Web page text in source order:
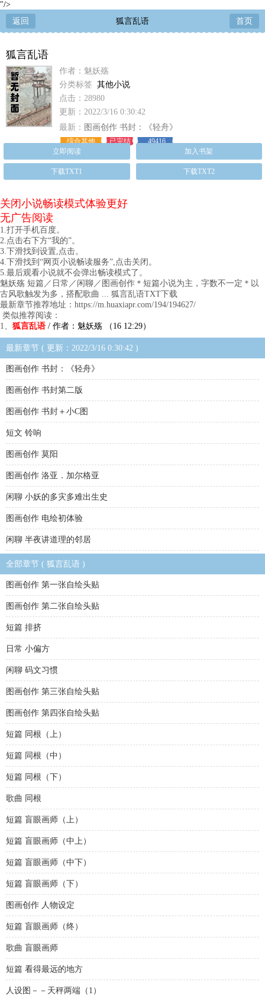
"/>
返回
狐言乱语 首页
狐言乱语
作者：魅妖殇
分类标签 其他小说
点击：28980
更新：2022/3/16 0:30:42
最新： 图画创作 书封：《轻舟》
综合其他 已完结
49416
立即阅读
加入书架
下载TXT1 下载TXT2
关闭小说畅读模式体验更好
无广告阅读
1.打开手机百度。
2.点击右下方“我的”。
3.下滑找到设置,点击。
4.下滑找到“网页小说畅读服务”,点击关闭。
5.最后观看小说就不会弹出畅读模式了。
魅妖殇 短篇／日常／闲聊／图画创作＊短篇小说为主，字数不一定＊以
古风歌触发为多，搭配歌曲 ... 狐言乱语TXT下载
最新章节推荐地址：https://m.huaxiapr.com/194/194627/
类似推荐阅读：
1、 狐言乱语/ 作者：魅妖殇 （16 12:29）
最新章节 ( 更新：2022/3/16 0:30:42 )
图画创作 书封：《轻舟》
图画创作 书封第二版
图画创作 书封＋小C图
短文 铃响
图画创作 莫阳
图画创作 洛亚．加尔格亚
闲聊 小妖的多灾多难出生史
图画创作 电绘初体验
闲聊 半夜讲道理的邻居
全部章节 ( 狐言乱语 )
图画创作 第一张自绘头贴
图画创作 第二张自绘头贴
短篇 排挤
日常 小偏方
闲聊 码文习惯
图画创作 第三张自绘头贴
图画创作 第四张自绘头贴
短篇 同根（上）
短篇 同根（中）
短篇 同根（下）
歌曲 同根
短篇 盲眼画师（上）
短篇 盲眼画师（中上）
短篇 盲眼画师（中下）
短篇 盲眼画师（下）
图画创作 人物设定
短篇 盲眼画师（终）
歌曲 盲眼画师
短篇 看得最远的地方
人设图－－天秤两端（1）